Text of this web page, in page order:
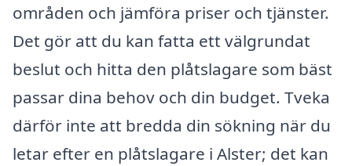
områden och jämföra priser och tjänster.
Det gör att du kan fatta ett välgrundat
beslut och hitta den plåtslagare som bäst
passar dina behov och din budget. Tveka
därför inte att bredda din sökning när du
letar efter en plåtslagare i Alster; det kan